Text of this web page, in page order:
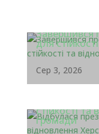
Завершився
для
Сер 3, 2026
стійкості та
громади